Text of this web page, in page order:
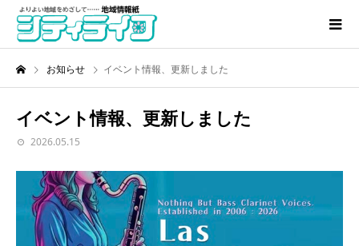
お知らせ イベント情報、更新しました
イベント情報、更新しました
2026.05.15